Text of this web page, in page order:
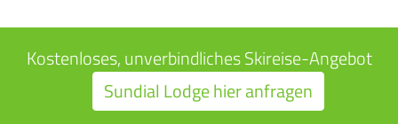
Kostenloses, unverbindliches Skireise-Angebot
Sundial Lodge hier anfragen